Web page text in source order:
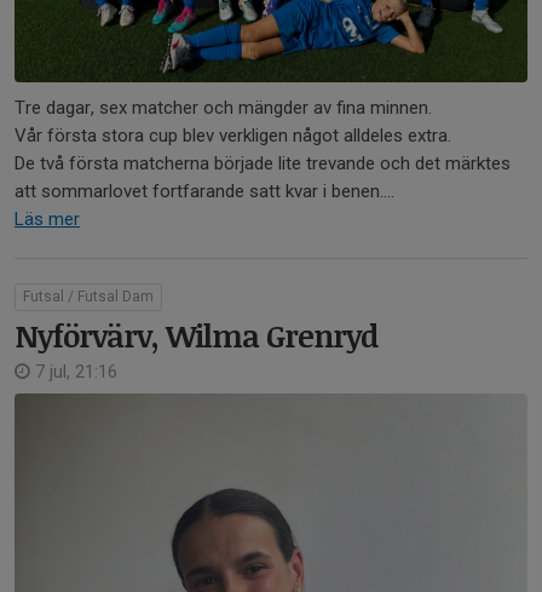
Tre dagar, sex matcher och mängder av fina minnen.
Vår första stora cup blev verkligen något alldeles extra.
De två första matcherna började lite trevande och det märktes
att sommarlovet fortfarande satt kvar i benen....
Läs mer
Futsal / Futsal Dam
Nyförvärv, Wilma Grenryd
7 jul, 21:16